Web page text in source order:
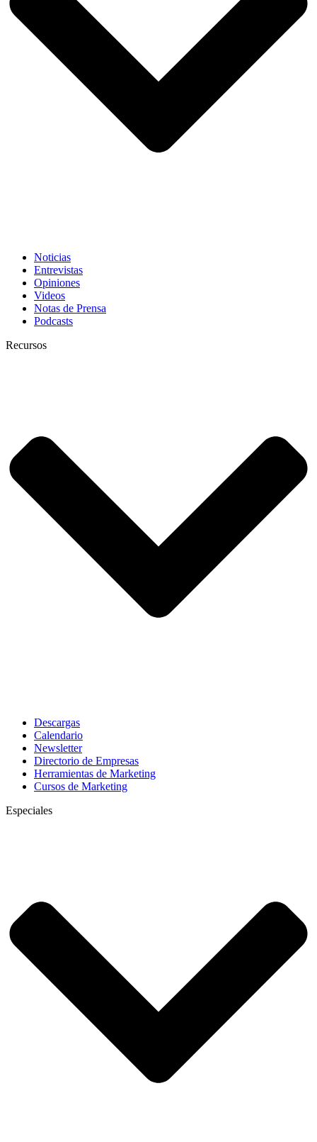
Noticias
Entrevistas
Opiniones
Videos
Notas de Prensa
Podcasts
Recursos
Descargas
Calendario
Newsletter
Directorio de Empresas
Herramientas de Marketing
Cursos de Marketing
Especiales